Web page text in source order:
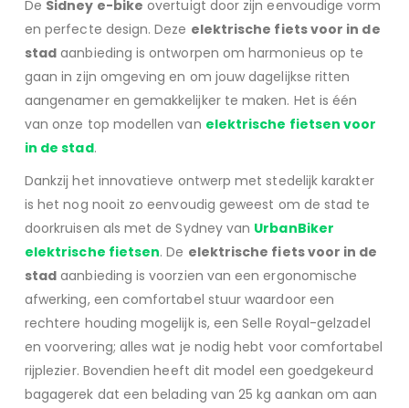
De Sidney e-bike overtuigt door zijn eenvoudige vorm
en perfecte design. Deze elektrische fiets voor in de
stad aanbieding is ontworpen om harmonieus op te
gaan in zijn omgeving en om jouw dagelijkse ritten
aangenamer en gemakkelijker te maken. Het is één
van onze top modellen van elektrische fietsen voor
in de stad.
Dankzij het innovatieve ontwerp met stedelijk karakter
is het nog nooit zo eenvoudig geweest om de stad te
doorkruisen als met de Sydney van UrbanBiker
elektrische fietsen. De elektrische fiets voor in de
stad aanbieding is voorzien van een ergonomische
afwerking, een comfortabel stuur waardoor een
rechtere houding mogelijk is, een Selle Royal-gelzadel
en voorvering; alles wat je nodig hebt voor comfortabel
rijplezier. Bovendien heeft dit model een goedgekeurd
bagagerek dat een belading van 25 kg aankan om aan